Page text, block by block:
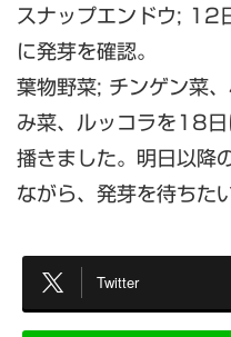
スナップエンドウ; 12
に発芽を確認。
葉物野菜; チンゲン菜
み菜、ルッコラを18
播きました。明日以降
ながら、発芽を待ちた
Twitter